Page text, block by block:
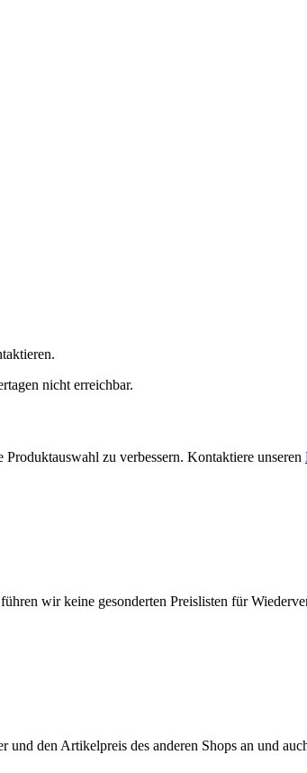
nicht erreichbar.
zu verbessern. Kontaktiere unseren
wir keine gesonderten Preislisten für
den Artikelpreis des anderen Shops an und